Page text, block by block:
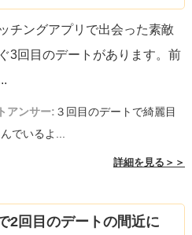
チングアプリで出会った素敵
3回目のデートがあります。前
アンサー: ３回目のデートで綺麗目
でいるよ...
詳細を見る＞＞
2回目のデートの間近に